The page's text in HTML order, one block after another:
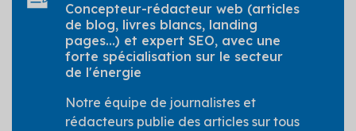
Concepteur-rédacteur web (articles
de blog, livres blancs, landing
pages...) et expert SEO, avec une
forte spécialisation sur le secteur
de l'énergie
Notre équipe de journalistes et
rédacteurs publie des articles sur tous